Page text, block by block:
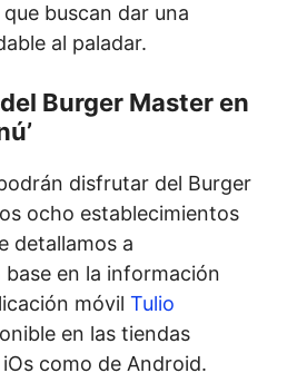
buscan dar una
al paladar.
Burger Master en
disfrutar del Burger
ocho establecimientos
detallamos a
en la información
móvil Tulio
en las tiendas
como de Android.